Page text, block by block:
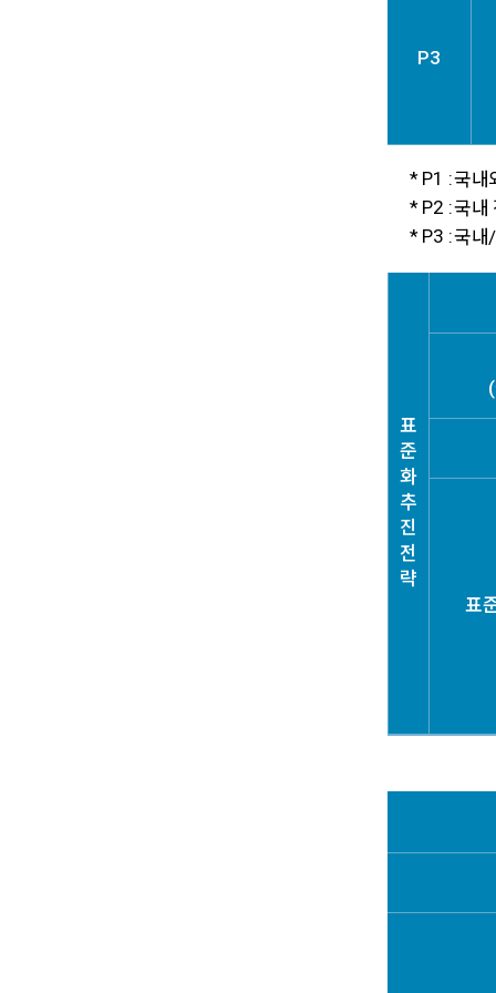
P3
* P1 :국내
* P2 :국내
* P3 :국내
표
준
화
추
진
전
략
표